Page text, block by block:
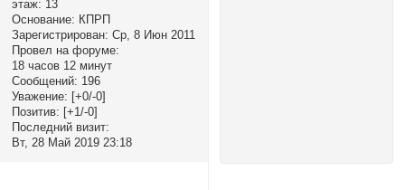
этаж: 13
Основание: КПРП
Зарегистрирован: Ср, 8 Июн 2011
Провел на форуме:
18 часов 12 минут
Сообщений: 196
Уважение: [+0/-0]
Позитив: [+1/-0]
Последний визит:
Вт, 28 Май 2019 23:18